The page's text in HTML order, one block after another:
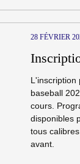
28 FÉVRIER
L'inscription
baseball
cours.
disponibles
tous
avant.